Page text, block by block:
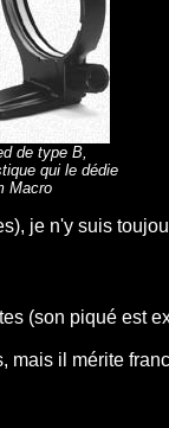
de type B,
qui le dédie
Macro
je n'y suis
(son piqué est
mais il mérite